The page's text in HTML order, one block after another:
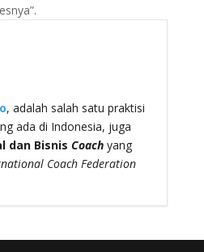
, adalah salah satu praktisi
ada di Indonesia, juga
dan Bisnis Coachyang
Coach Federation